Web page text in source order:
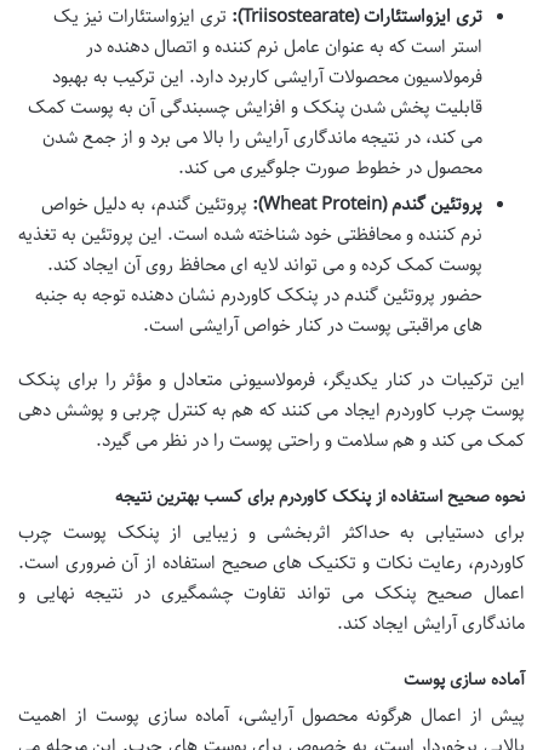
تری ایزواستئارات (Triisostearate):
تری ایزواستئارات نیز یک
استر است که به عنوان عامل نرم کننده و اتصال دهنده در
فرمولاسیون محصولات آرایشی کاربرد دارد. این ترکیب به بهبود
قابلیت پخش شدن پنکک و افزایش چسبندگی آن به پوست کمک
می کند، در نتیجه ماندگاری آرایش را بالا می برد و از جمع شدن
محصول در خطوط صورت جلوگیری می کند.
پروتئین گندم (Wheat Protein):
پروتئین گندم، به دلیل خواص
نرم کننده و محافظتی خود شناخته شده است. این پروتئین به تغذیه
پوست کمک کرده و می تواند لایه ای محافظ روی آن ایجاد کند.
حضور پروتئین گندم در پنکک کاوردرم نشان دهنده توجه به جنبه
های مراقبتی پوست در کنار خواص آرایشی است.
این ترکیبات در کنار یکدیگر، فرمولاسیونی متعادل و مؤثر را برای پنکک
پوست چرب کاوردرم ایجاد می کنند که هم به کنترل چربی و پوشش دهی
کمک می کند و هم سلامت و راحتی پوست را در نظر می گیرد.
نحوه صحیح استفاده از پنکک کاوردرم برای کسب بهترین نتیجه
برای دستیابی به حداکثر اثربخشی و زیبایی از پنکک پوست چرب
کاوردرم، رعایت نکات و تکنیک های صحیح استفاده از آن ضروری است.
اعمال صحیح پنکک می تواند تفاوت چشمگیری در نتیجه نهایی و
ماندگاری آرایش ایجاد کند.
آماده سازی پوست
پیش از اعمال هرگونه محصول آرایشی، آماده سازی پوست از اهمیت